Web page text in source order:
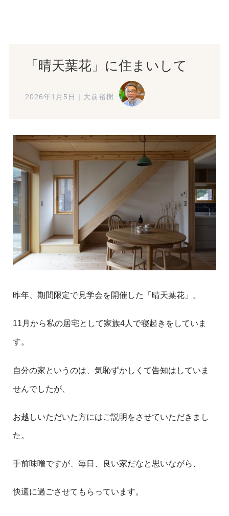
「晴天葉花」に住まいして
2026年1月5日 | 大前裕樹
昨年、期間限定で見学会を開催した「晴天葉花」。
11月から私の居宅として家族4人で寝起きをしていま
す。
自分の家というのは、気恥ずかしくて告知はしていま
せんでしたが、
お越しいただいた方にはご説明をさせていただきまし
た。
手前味噌ですが、毎日、良い家だなと思いながら、
快適に過ごさせてもらっています。